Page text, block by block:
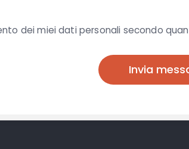
dei miei dati personali secondo